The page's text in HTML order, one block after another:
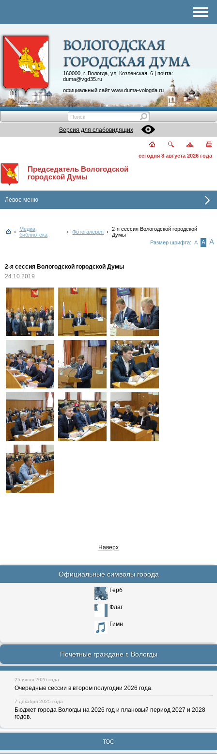
160000, г. Вологда, ул. Козленская, 6 | почта:
duma@vgd35.ru
официальный сайт www.duma-vologda.ru
Контакты
Депутатские объединения
Версия для слабовидящих
сегодня 8 августа 2026 года
Председатель Вологодской
городской Думы
Левое меню
Медиа
библиотека
Фотогалерея
2-я сессия Вологодской городской
Думы
Размер шрифта: А А А
2-я сессия Вологодской городской Думы
24.10.2019
Наверх
Официальные символы города
Герб
Флаг
Гимн
Почетные граждане г. Вологды
25 июня 2026 года
Очередные сессии в втором полугодии 2026 года.
7 декабря 2025 года
Бюджет города Вологды на 2026 год и плановый период 2027 и 2028
годов.
ТОС